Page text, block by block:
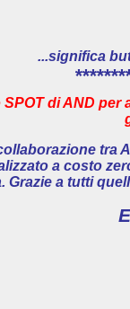
...significa
di AND
tra
a costo
Grazie a tutti